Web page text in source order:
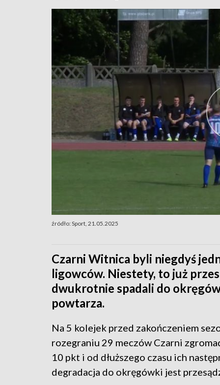
źródło: Sport, 21.05.2025
Czarni Witnica byli niegdyś
ligowców. Niestety, to już
dwukrotnie spadali do
powtarza.
Na 5 kolejek przed zakończeniem
rozegraniu 29 meczów Czarni
10 pkt i od dłuższego czasu ich
degradacja do okręgówki jest